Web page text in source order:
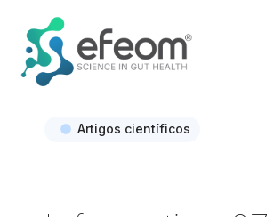
Artigos científicos